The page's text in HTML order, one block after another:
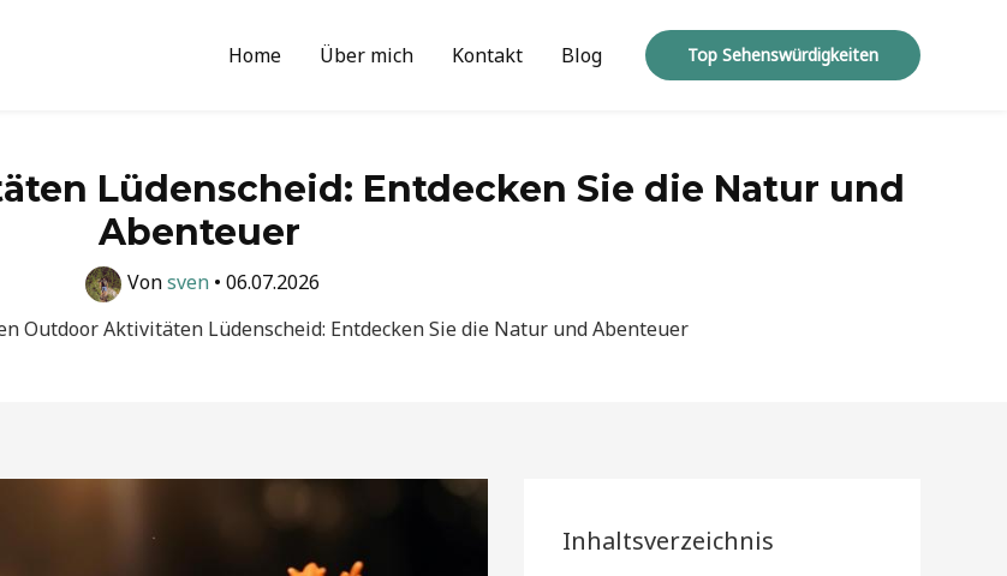
Home Über mich Kontakt Blog Top Sehenswürdigkeiten
Lüdenscheid: Entdecken Sie die Natur und
Abenteuer
Vonsven • 06.07.2026
Outdoor Aktivitäten Lüdenscheid: Entdecken Sie die Natur und Abenteuer
Inhaltsverzeichnis